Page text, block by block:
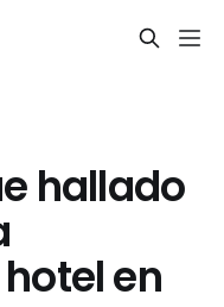
hallado
en